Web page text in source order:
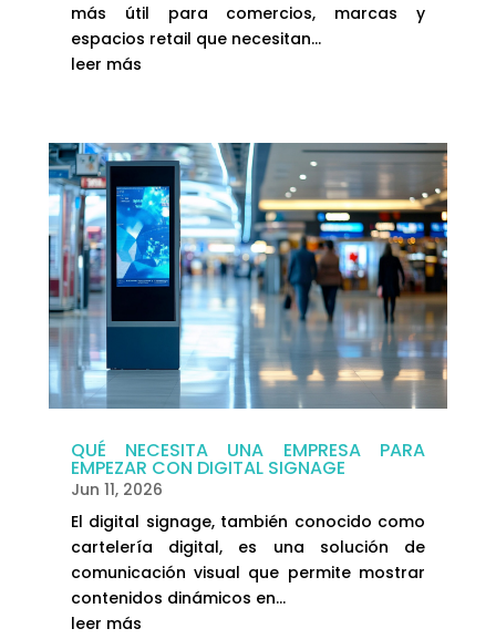
más útil para comercios, marcas y
espacios retail que necesitan...
leer más
QUÉ NECESITA UNA EMPRESA PARA
EMPEZAR CON DIGITAL SIGNAGE
Jun 11, 2026
El digital signage, también conocido como
cartelería digital, es una solución de
comunicación visual que permite mostrar
contenidos dinámicos en...
leer más